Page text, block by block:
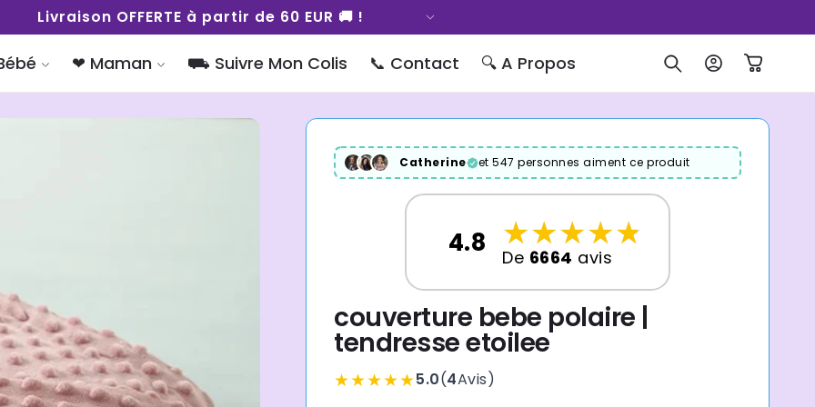
Bouger librement, bébé bien installé
❤︎ Maman ⛟ Suivre Mon Colis 📞 Contact 🔍 A Propos ConnexionPanier
Catherine et 547 personnes aiment ce produit
4.8 ☆
★☆
★☆
★☆
★☆
★
De 6664 avis
couverture bebe polaire |
tendresse etoilee
★★★★★5.0(4Avis)